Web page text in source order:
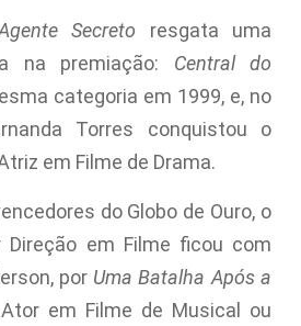
Secreto resgata uma
na premiação: Central do
categoria em 1999, e, no
Torres conquistou o
em Filme de Drama.
do Globo de Ouro, o
Direção em Filme ficou com
por Uma Batalha Após a
em Filme de Musical ou